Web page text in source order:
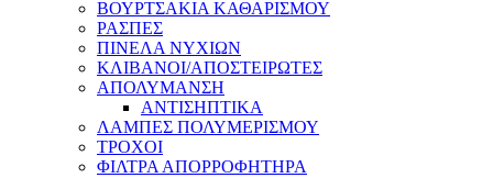
ΒΟΥΡΤΣΑΚΙΑ ΚΑΘΑΡΙΣΜΟΥ
ΡΑΣΠΕΣ
ΠΙΝΕΛΑ ΝΥΧΙΩΝ
ΚΛΙΒΑΝΟΙ/ΑΠΟΣΤΕΙΡΩΤΕΣ
ΑΠΟΛΥΜΑΝΣΗ
ΑΝΤΙΣΗΠΤΙΚΑ
ΛΑΜΠΕΣ ΠΟΛΥΜΕΡΙΣΜΟΥ
ΤΡΟΧΟΙ
ΦΙΛΤΡΑ ΑΠΟΡΡΟΦΗΤΗΡΑ